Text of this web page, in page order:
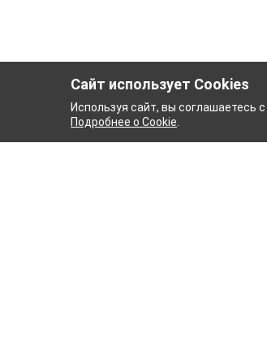
Сайт использует Cookies
Используя сайт, вы соглашаетесь с
Подробнее о Cookie